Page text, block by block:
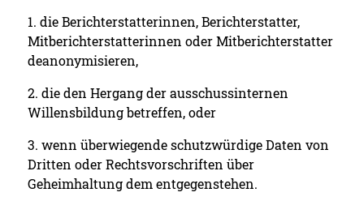
1. die Berichterstatterinnen, Berichterstatter,
Mitberichterstatterinnen oder Mitberichterstatter
deanonymisieren,
2. die den Hergang der ausschussinternen
Willensbildung betreffen, oder
3. wenn überwiegende schutzwürdige Daten von
Dritten oder Rechtsvorschriften über
Geheimhaltung dem entgegenstehen.